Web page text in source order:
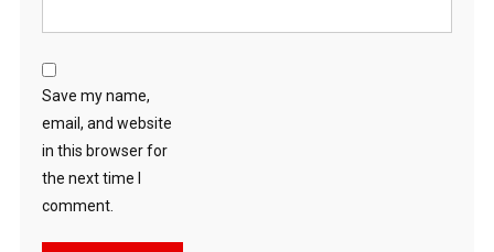
Save my name,
email, and website
in this browser for
the next time I
comment.